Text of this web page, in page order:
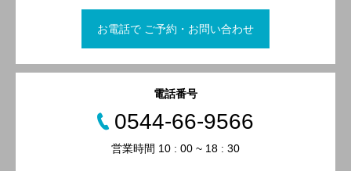
お電話で ご予約・お問い合わせ
電話番号
0544-66-9566
営業時間 10 : 00 ~ 18 : 30